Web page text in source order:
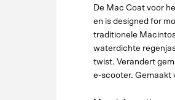
De Mac Coat voor
en is designed for
traditionele
waterdichte
twist. Verandert
e-scooter. Gemaakt